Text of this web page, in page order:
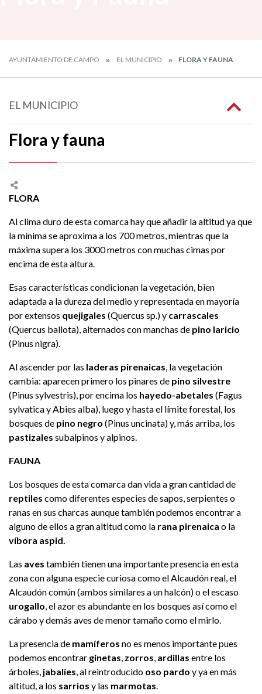
AYUNTAMIENTO DE CAMPO EL MUNICIPIO FLORA Y FAUNA
EL MUNICIPIO
Flora y fauna
FLORA
Al clima duro de esta comarca hay que añadir la altitud ya que
la mínima se aproxima a los 700 metros, mientras que la
máxima supera los 3000 metros con muchas cimas por
encima de esta altura.
Esas características condicionan la vegetación, bien
adaptada a la dureza del medio y representada en mayoría
por extensos quejigales (Quercus sp.) y carrascales
(Quercus ballota), alternados con manchas de pino laricio
(Pinus nigra).
Al ascender por las laderas pirenaicas , la vegetación
cambia: aparecen primero los pinares de pino silvestre
(Pinus sylvestris), por encima los hayedo-abetales (Fagus
sylvatica y Abies alba), luego y hasta el límite forestal, los
bosques de pino negro (Pinus uncinata) y, más arriba, los
pastizales subalpinos y alpinos.
FAUNA
Los bosques de esta comarca dan vida a gran cantidad de
reptiles como diferentes especies de sapos, serpientes o
ranas en sus charcas aunque también podemos encontrar a
alguno de ellos a gran altitud como la rana pirenaica o la
víbora aspid.
Las aves también tienen una importante presencia en esta
zona con alguna especie curiosa como el Alcaudón real, el
Alcaudón común (ambos similares a un halcón) o el escaso
urogallo , el azor es abundante en los bosques así como el
cárabo y demás aves de menor tamaño como el mirlo.
La presencia de mamíferos no es menos importante pues
podemos encontrar ginetas zorros ardillas entre los
árboles, jabalíes , al reintroducido oso pardo y ya en más
altitud, a los sarrios y las marmotas